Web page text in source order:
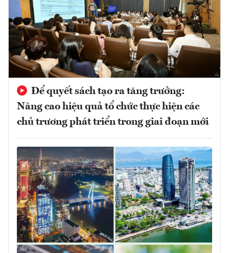
Để quyết sách tạo ra tăng trưởng:
Nâng cao hiệu quả tổ chức thực hiện các
chủ trương phát triển trong giai đoạn mới